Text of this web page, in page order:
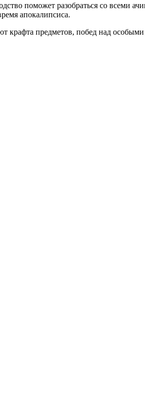
поможет разобраться со всеми
апокалипсиса.
крафта предметов, побед над